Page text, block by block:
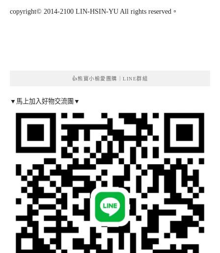
copyright© 2014-2100 LIN-HSIN-YU All rights reserved。
👍熊寶小榆愛團購｜LINE群組
▼馬上加入好物交流團▼